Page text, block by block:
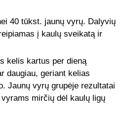
40 tūkst. jaunų vyrų. Dalyvių
į kaulų sveikatą ir
kelis kartus per dieną
daugiau, geriant kelias
Jaunų vyrų grupėje rezultatai
mirčių dėl kaulų ligų